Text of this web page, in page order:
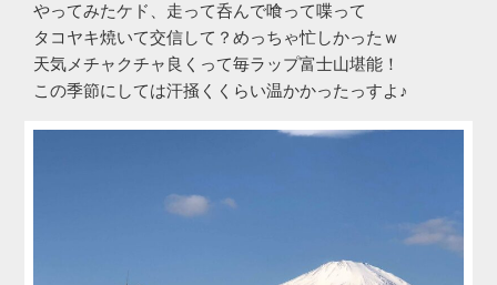
やってみたケド、走って呑んで喰って喋って
タコヤキ焼いて交信して？めっちゃ忙しかったｗ
天気メチャクチャ良くって毎ラップ富士山堪能！
この季節にしては汗掻くくらい温かかったっすよ♪